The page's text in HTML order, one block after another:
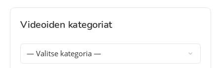
Videoiden kategoriat